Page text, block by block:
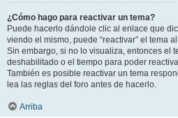
¿Cómo hago para reactivar un tema?
Puede hacerlo dándole clic al enlace que
viendo el mismo, puede “reactivar” el tema
Sin embargo, si no lo visualiza, entonces el
deshabilitado o el tiempo para poder
También es posible reactivar un tema
lea las reglas del foro antes de hacerlo.
Arriba